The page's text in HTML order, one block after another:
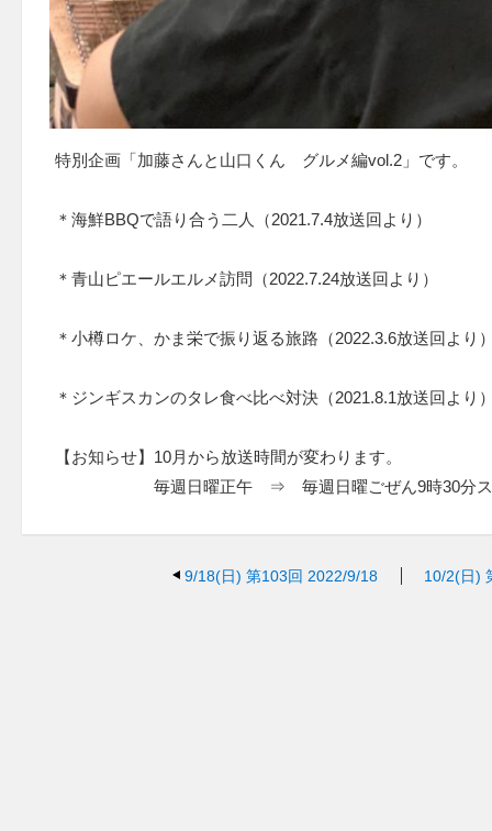
特別企画「加藤さんと山口くん グルメ編vol.2」です。
＊海鮮BBQで語り合う二人（2021.7.4放送回より）
＊青山ピエールエルメ訪問（2022.7.24放送回より）
＊小樽ロケ、かま栄で振り返る旅路（2022.3.6放送回より
＊ジンギスカンのタレ食べ比べ対決（2021.8.1放送回より
【お知らせ】10月から放送時間が変わります。
毎週日曜正午 ⇒ 毎週日曜ごぜん9時30分ス
9/18(日) 第103回 2022/9/18 10/2(日)